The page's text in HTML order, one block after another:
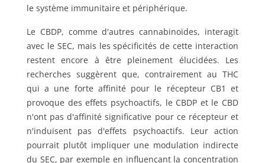
le système immunitaire et périphérique.
Le CBDP, comme d'autres cannabinoïdes, interagit
avec le SEC, mais les spécificités de cette interaction
restent encore à être pleinement élucidées. Les
recherches suggèrent que, contrairement au THC
qui a une forte affinité pour le récepteur CB1 et
provoque des effets psychoactifs, le CBDP et le CBD
n'ont pas d'affinité significative pour ce récepteur et
n'induisent pas d'effets psychoactifs. Leur action
pourrait plutôt impliquer une modulation indirecte
du SEC, par exemple en influençant la concentration